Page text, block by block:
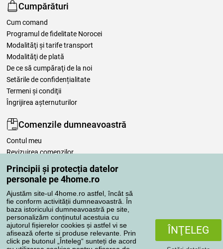
Principii și protecția datelor
personale pe 4home.ro
Ajustăm site-ul 4home.ro astfel, încât să
fie conform activității dumneavoastră. În
baza istoricului dumneavoastră pe site,
personalizăm conținutul acestuia cu
ajutorul fișierelor cookies și astfel vi se
afisează oferte si produse relevante. Prin
click pe butonul „Înteleg“ sunteți de acord
ÎNŢELEG
Cumpărături
Cum comand
Programul de fidelitate Norocei
Modalităţi şi tarife transport
Modalităţi de plată
De ce să cumpăraţi de la noi
Setările de confidențialitate
Termeni şi condiţii
Îngrijirea așternuturilor
Comenzile dumneavoastră
Contul meu
Revizuirea comenzilor
Reclamaţii
Retragere de la contract
Regulile de procesare a recenziilor
Metode de transport